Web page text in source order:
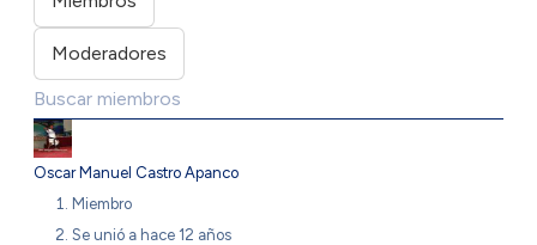
Moderadores
Oscar Manuel Castro Apanco
Miembro
Se unió a hace 12 años